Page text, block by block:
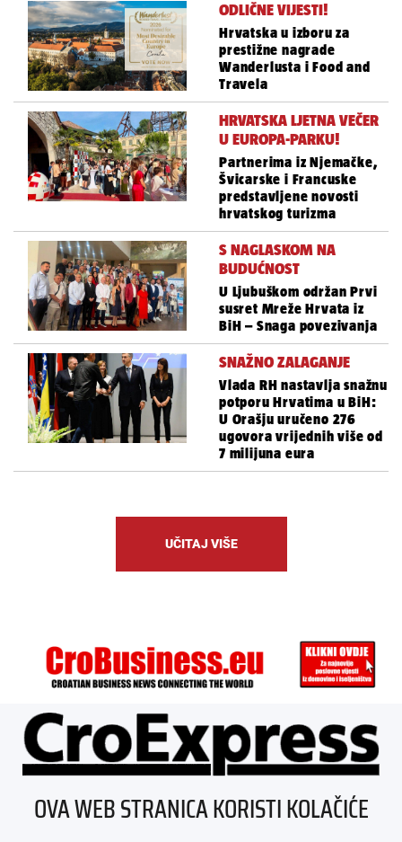
ODLIČNE VIJESTI!
Hrvatska u izboru za
prestižne nagrade
Wanderlusta i Food and
Travela
HRVATSKA LJETNA VEČER
U EUROPA-PARKU!
Partnerima iz Njemačke,
Švicarske i Francuske
predstavljene novosti
hrvatskog turizma
S NAGLASKOM NA
BUDUĆNOST
U Ljubuškom održan Prvi
susret Mreže Hrvata iz
BiH – Snaga povezivanja
SNAŽNO ZALAGANJE
Vlada RH nastavlja snažnu
potporu Hrvatima u BiH:
U Orašju uručeno 276
ugovora vrijednih više od
7 milijuna eura
UČITAJ VIŠE
ÜBER UNS
IMPRESSUM
OVA WEB STRANICA KORISTI KOLAČIĆE